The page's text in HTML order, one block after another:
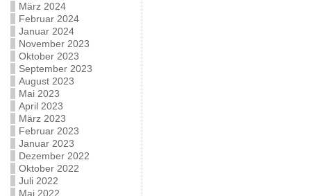
März 2024
Februar 2024
Januar 2024
November 2023
Oktober 2023
September 2023
August 2023
Mai 2023
April 2023
März 2023
Februar 2023
Januar 2023
Dezember 2022
Oktober 2022
Juli 2022
Mai 2022